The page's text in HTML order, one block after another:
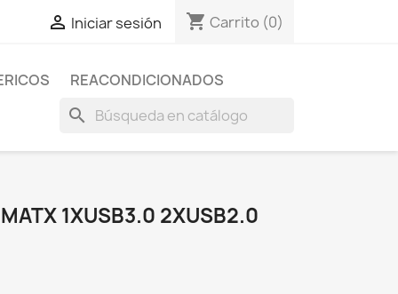
 Iniciar sesión shopping_cart Carrito (0)
REACONDICIONADOS
search
1XUSB3.0 2XUSB2.0